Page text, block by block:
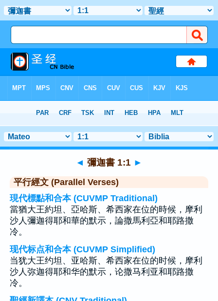
> 聖經金句 1
◄ 彌迦書 1:1 ►
平行經文 (Parallel Verses)
現代標點和合本 (CUVMP Traditional)
當猶大王約坦、亞哈斯、希西家在位的時候，摩利
沙人彌迦得耶和華的默示，論撒馬利亞和耶路撒
冷。
现代标点和合本 (CUVMP Simplified)
当犹大王约坦、亚哈斯、希西家在位的时候，摩利
沙人弥迦得耶和华的默示，论撒马利亚和耶路撒
冷。